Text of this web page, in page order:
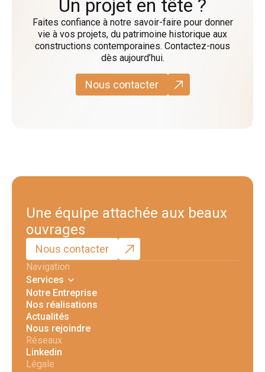
Un projet en tête ?
Faites confiance à notre savoir-faire pour donner
vie à vos projets, du patrimoine historique aux
constructions contemporaines. Contactez-nous
dès aujourd’hui.
Nous contacter
Une équipe attachée aux beaux
ouvrages
Nous contacter
Navigation
Services
Notre Entreprise
Nos réalisations
Actualités
Nous rejoindre
Réseaux
Linkedin
Légale